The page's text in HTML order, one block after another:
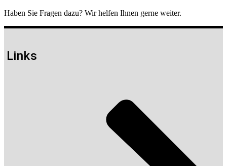
Haben Sie Fragen dazu? Wir helfen Ihnen gerne weiter.
Links